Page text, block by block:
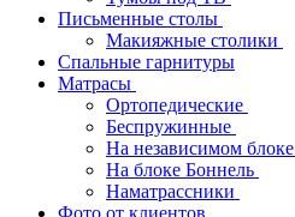
Письменные столы
Макияжные столики
Спальные гарнитуры
Матрасы
Ортопедические
Беспружинные
На независимом блоке
На блоке Боннель
Наматрассники